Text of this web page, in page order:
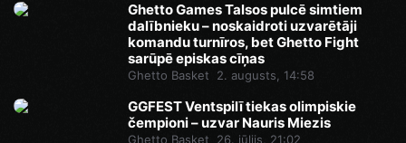
Ghetto Games Talsos pulcē simtiem
dalībnieku – noskaidroti uzvarētāji
komandu turnīros, bet Ghetto Fight
sarūpē episkas cīņas
Ghetto Basket 2. augusts, 14:58
GGFEST Ventspilī tiekas olimpiskie
čempioni – uzvar Nauris Miezis
Ghetto Basket 26. jūlijs, 21:02